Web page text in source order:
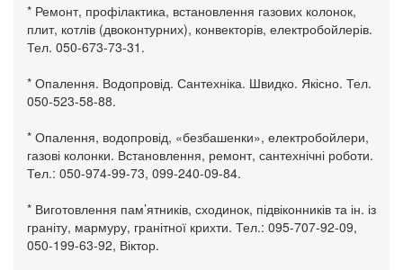
* Ремонт, профілактика, встановлення газових колонок,
плит, котлів (двоконтурних), конвекторів, електробойлерів.
Тел. 050-673-73-31.
* Опалення. Водопровід. Сантехніка. Швидко. Якісно. Тел.
050-523-58-88.
* Опалення, водопровід, «безбашенки», електробойлери,
газові колонки. Встановлення, ремонт, сантехнічні роботи.
Тел.: 050-974-99-73, 099-240-09-84.
* Виготовлення пам’ятників, сходинок, підвіконників та ін. із
граніту, мармуру, гранітної крихти. Тел.: 095-707-92-09,
050-199-63-92, Віктор.